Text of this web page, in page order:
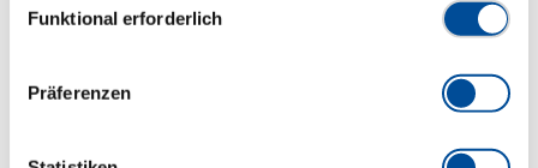
Funktional erforderlich
Präferenzen